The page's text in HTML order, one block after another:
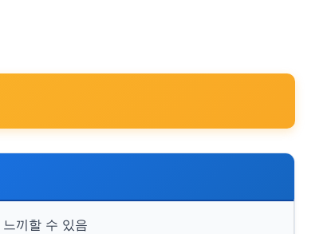
끼할 수 있음